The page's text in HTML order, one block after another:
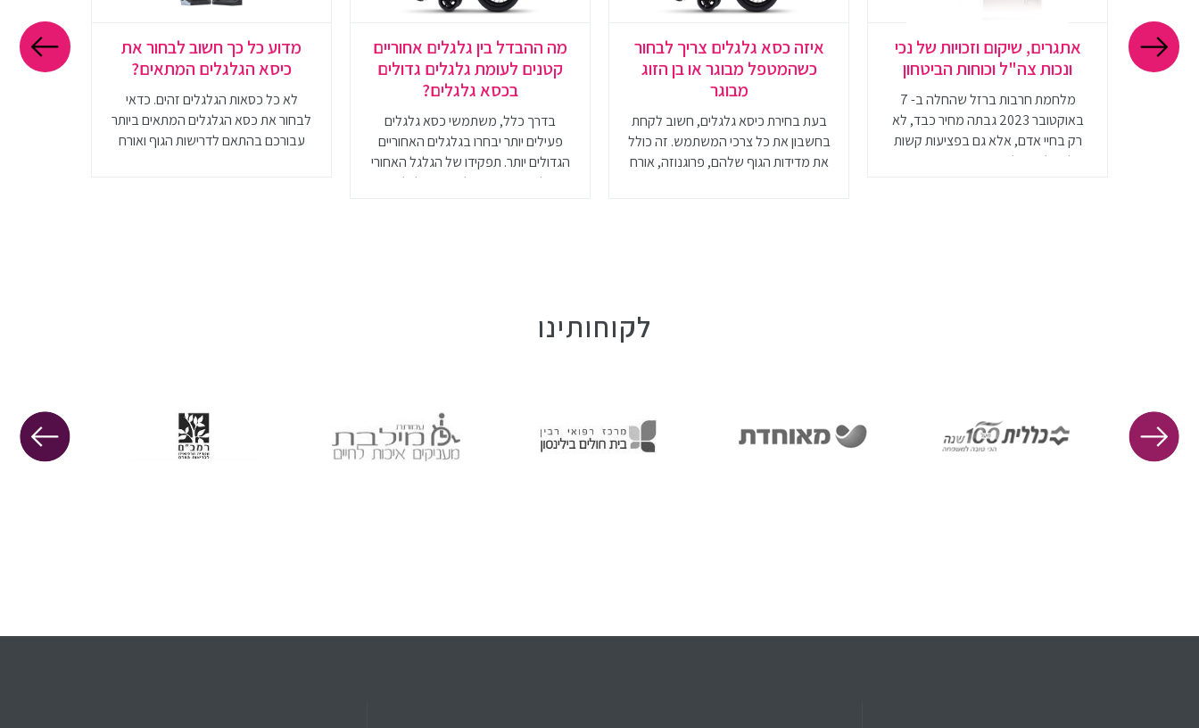
אתגרים, שיקום וזכויות של נכי
ונכות צה"ל וכוחות הביטחון
מלחמת חרבות ברזל שהחלה ב- 7
באוקטובר 2023 גבתה מחיר כבד, לא
רק בחיי אדם, אלא גם בפציעות קשות
של חיילי צה"ל ואנשי כוחות הבטחון. בין
איזה כסא גלגלים צריך לבחור
כשהמטפל מבוגר או בן הזוג
מבוגר
בעת בחירת כיסא גלגלים, חשוב לקחת
בחשבון את כל צרכי המשתמש. זה כולל
את מדידות הגוף שלהם, פרוגנוזה, אורח
מה ההבדל בין גלגלים אחוריים
קטנים לעומת גלגלים גדולים
בכסא גלגלים?
בדרך כלל, משתמשי כסא גלגלים
פעילים יותר יבחרו בגלגלים האחוריים
הגדולים יותר. תפקידו של הגלגל האחורי
הוא לאפשר יציבות לכיסא הגלגלים וגם
מדוע כל כך חשוב לבחור את
כיסא הגלגלים המתאים?
לא כל כסאות הגלגלים זהים. כדאי
לבחור את כסא הגלגלים המתאים ביותר
עבורכם בהתאם לדרישות הגוף ואורח
מזרון
לקוחותינו